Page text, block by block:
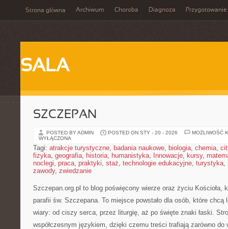
Strona główna Archiwum Choroba Diagnoza Przygotowanie
SALA
SZCZEPAN
POSTED BY ADMIN POSTED ON STY - 20 - 2026
MOŻLIWOŚĆ
WYŁĄCZONA
Tagi: atrakcje turystyczne, badania naukowe, biologia, chemia,
fizyka, geografia, historia, humanistyka, Innowacje, kursy,
noclegi, praca, praktyki, staż, technologie edukacyjne, turystyka,
zawody, zwiedzanie
Szczepan.org.pl to blog poświęcony wierze oraz życiu Kościoła,
parafii św. Szczepana. To miejsce powstało dla osób, które
wiary: od ciszy serca, przez liturgię, aż po święte znaki łaski.
współczesnym językiem, dzięki czemu treści trafiają zarówno